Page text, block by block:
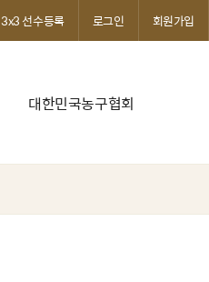
대한민국농구협회
3x3 선수등록 로그인 회원가입